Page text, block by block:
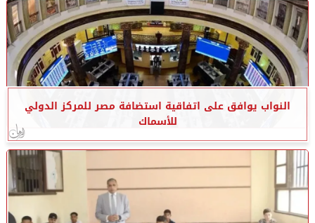
النواب يوافق على اتفاقية استضافة مصر للمركز الدولي
للأسماك